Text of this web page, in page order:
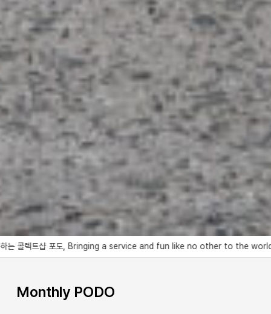
a service and fun like no other to the world, COLLECT SHOP
Monthly PODO